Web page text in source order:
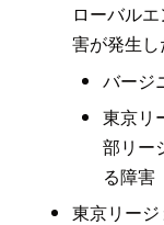
ローバル
害が発生
バージ
東京リ
部リー
る障害
東京リー